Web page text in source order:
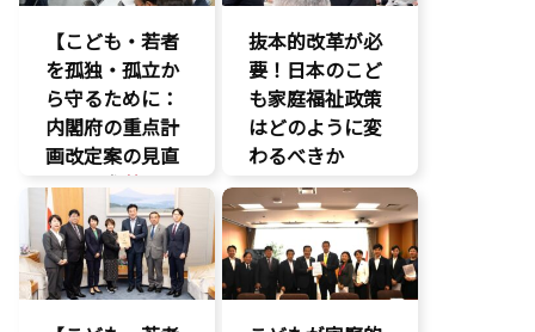
児童虐待対策
社会的養護
養子縁組
【こども・若者
を孤独・孤立か
ら守るために：
内閣府の重点計
画改定案の見直
しを要求
いじめ対策
こどもの権利
こども政策
不登校支援
抜本的改革が必
要！日本のこど
も家庭福祉政策
はどのように変
わるべきか
こどもの権利
こども政策
議員連盟
障がい児者支
援